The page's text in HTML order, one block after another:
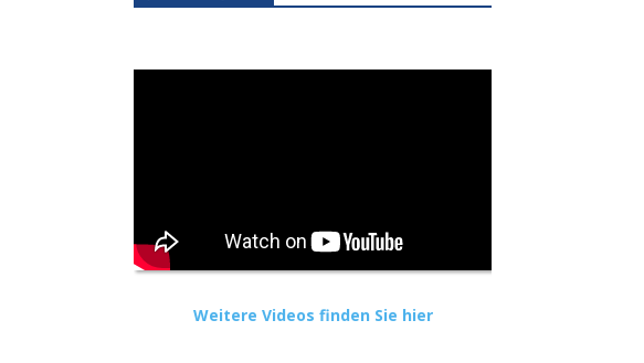
Weitere Videos finden Sie hier